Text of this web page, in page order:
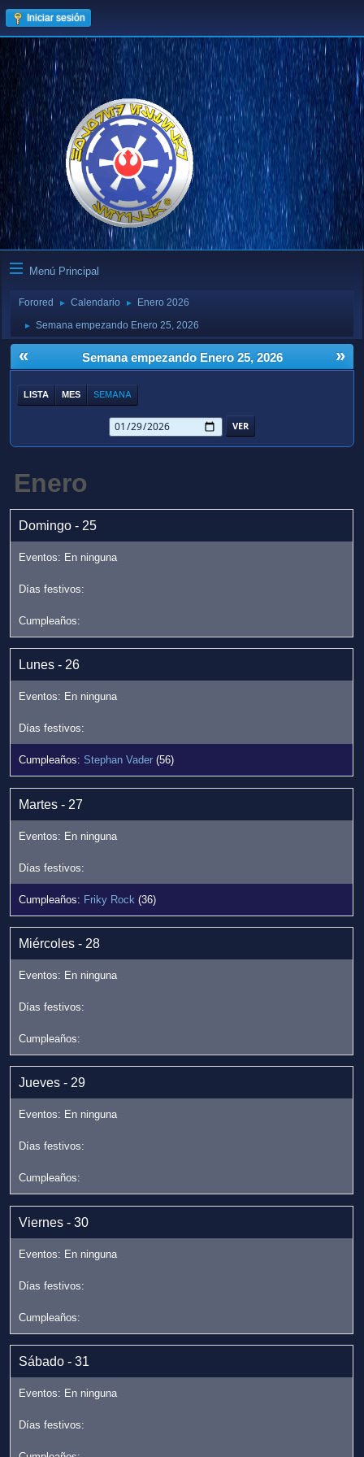
Iniciar sesión
Menú Principal
Forored ► Calendario ► Enero 2026
► Semana empezando Enero 25, 2026
« »
Semana empezando Enero 25, 2026
LISTA MES SEMANA
Enero
Domingo - 25
Lunes - 26
Stephan Vader (56)
Martes - 27
Friky Rock (36)
Miércoles - 28
Jueves - 29
Viernes - 30
Sábado - 31